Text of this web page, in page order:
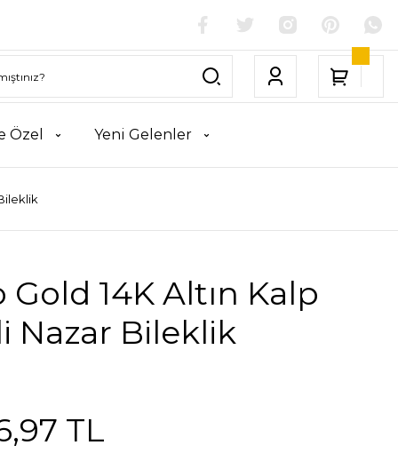
Özel Yeni Gelenler
Gold 14K Altın Kalp
Nazar Bileklik
TL